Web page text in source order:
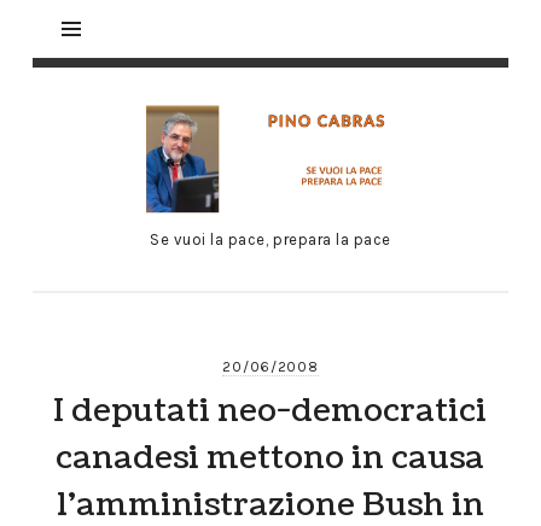
Se vuoi la pace, prepara la pace
20/06/2008
I deputati neo-democratici
canadesi mettono in causa
l’amministrazione Bush in